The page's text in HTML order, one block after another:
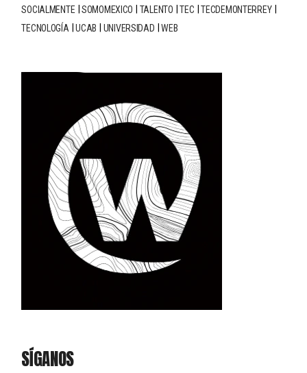
SOCIALMENTE
SOMOMEXICO TALENTO TEC
TECDEMONTERREY
TECNOLOGÍA
UCAB UNIVERSIDAD WEB
SÍGANOS